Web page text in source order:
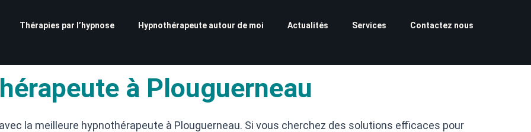
Thérapies par l’hypnose Hypnothérapeute autour de moi Actualités Services Contactez nous
à Plouguerneau
la meilleure hypnothérapeute à Plouguerneau. Si vous cherchez des solutions efficaces pour